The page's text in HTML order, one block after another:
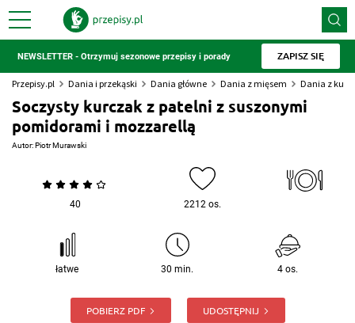
NEWSLETTER - Otrzymuj sezonowe przepisy i porady ZAPISZ SIĘ
Przepisy.pl Dania i przekąski Dania główne Dania z mięsem Dania z
Soczysty kurczak z patelni z suszonymi
pomidorami i mozzarellą
Autor:Piotr Murawski
40 2212 os.
łatwe 30 min. 4 os.
POBIERZ PDF UDOSTĘPNIJ